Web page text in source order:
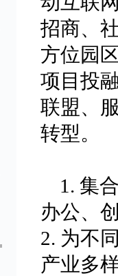
招商、
方位园
项目投
联盟、
转型。
1. 集
办公、
2. 为不
产业多